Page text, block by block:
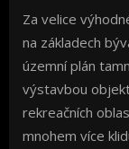
Za velice
na základech
územní plán
výstavbou
rekreačních
mnohem více